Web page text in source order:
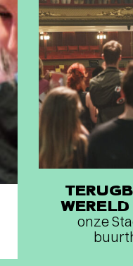
WERELD
onze